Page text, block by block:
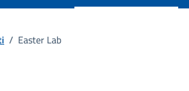
/ Easter Lab